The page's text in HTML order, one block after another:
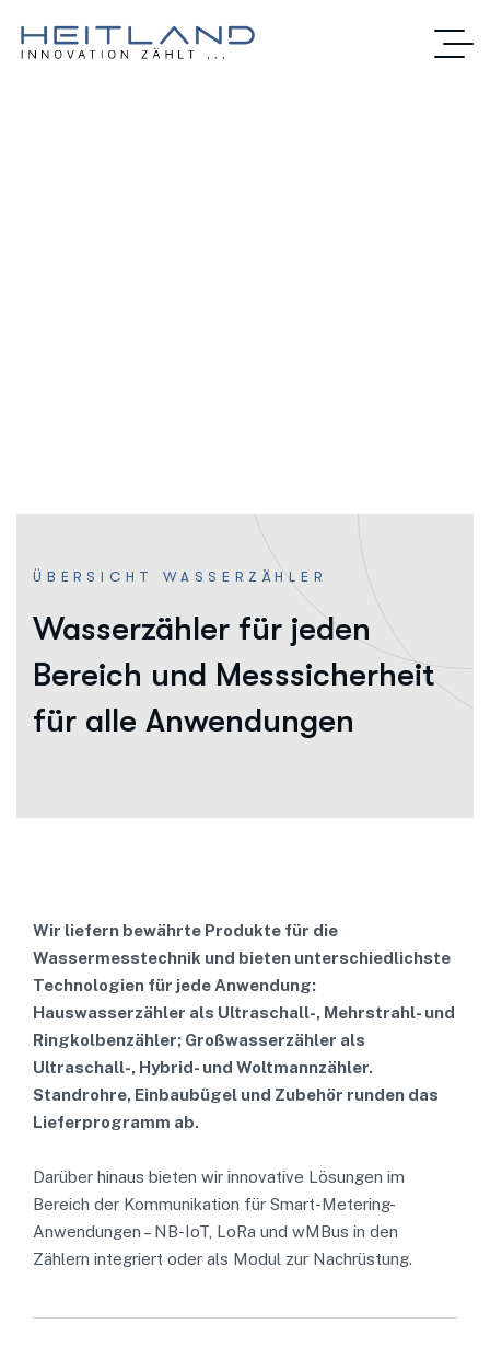
ÜBERSICHT WASSERZÄHLER
Wasserzähler für jeden
Bereich und Messsicherheit
für alle Anwendungen
Wir liefern bewährte Produkte für die
Wassermesstechnik und bieten unterschiedlichste
Technologien für jede Anwendung:
Hauswasserzähler als Ultraschall-, Mehrstrahl- und
Ringkolbenzähler; Großwasserzähler als
Ultraschall-, Hybrid- und Woltmannzähler.
Standrohre, Einbaubügel und Zubehör runden das
Lieferprogramm ab.
Darüber hinaus bieten wir innovative Lösungen im
Bereich der Kommunikation für Smart-Metering-
Anwendungen – NB-IoT, LoRa und wMBus in den
Zählern integriert oder als Modul zur Nachrüstung.